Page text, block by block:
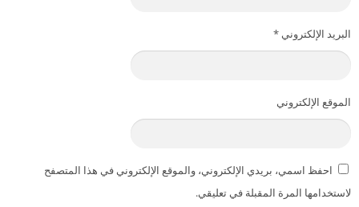
البريد الإلكتروني *
الموقع الإلكتروني
احفظ اسمي، بريدي الإلكتروني، والموقع الإلكتروني في هذا المتصفح
لاستخدامها المرة المقبلة في تعليقي.